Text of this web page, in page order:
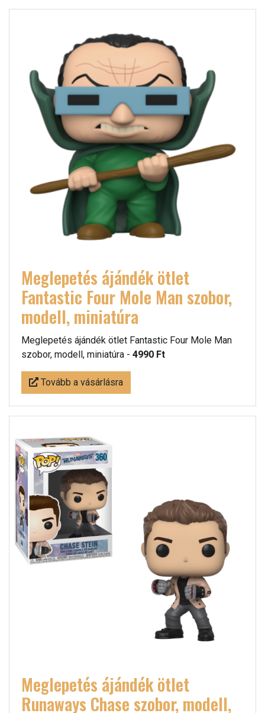
Meglepetés ájándék ötlet
Fantastic Four Mole Man szobor,
modell, miniatúra
Meglepetés ájándék ötlet Fantastic Four Mole Man
szobor, modell, miniatúra - 4990 Ft
Tovább a vásárlásra
Meglepetés ájándék ötlet
Runaways Chase szobor, modell,